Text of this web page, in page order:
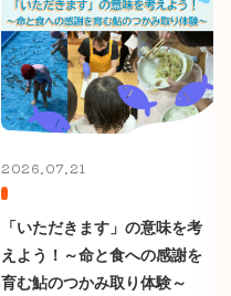
2026.07.21
「いただきます」の意味を考
えよう！～命と食への感謝を
育む鮎のつかみ取り体験～